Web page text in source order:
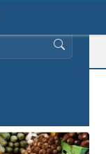
البحث عن: